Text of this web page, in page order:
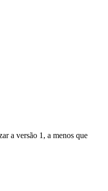
a versão 1, a menos que